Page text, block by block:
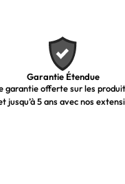
Garantie Étendue
garantie offerte sur les
jusqu’à 5 ans avec nos